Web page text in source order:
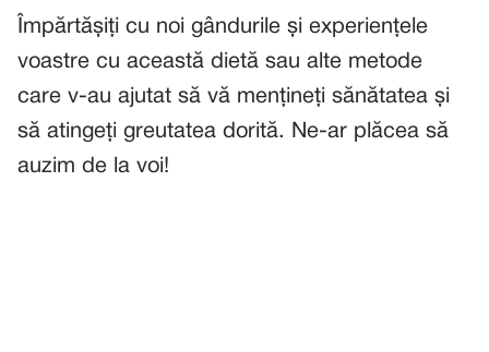
Împărtășiți cu noi gândurile și experiențele
voastre cu această dietă sau alte metode
care v-au ajutat să vă mențineți sănătatea și
să atingeți greutatea dorită. Ne-ar plăcea să
auzim de la voi!